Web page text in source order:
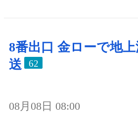
8番出口 金ローで地
送
62
08月08日 08:00